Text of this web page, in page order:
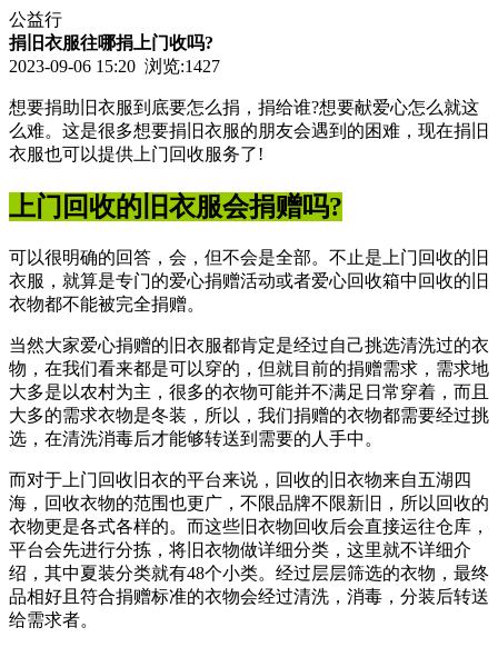
公益行
捐旧衣服往哪捐上门收吗?
2023-09-06 15:20 浏览:1427
想要捐助旧衣服到底要怎么捐，捐给谁?想要献爱心怎么就这
么难。这是很多想要捐旧衣服的朋友会遇到的困难，现在捐旧
衣服也可以提供上门回收服务了!
上门回收的旧衣服会捐赠吗?
可以很明确的回答，会，但不会是全部。不止是上门回收的旧
衣服，就算是专门的爱心捐赠活动或者爱心回收箱中回收的旧
衣物都不能被完全捐赠。
当然大家爱心捐赠的旧衣服都肯定是经过自己挑选清洗过的衣
物，在我们看来都是可以穿的，但就目前的捐赠需求，需求地
大多是以农村为主，很多的衣物可能并不满足日常穿着，而且
大多的需求衣物是冬装，所以，我们捐赠的衣物都需要经过挑
选，在清洗消毒后才能够转送到需要的人手中。
而对于上门回收旧衣的平台来说，回收的旧衣物来自五湖四
海，回收衣物的范围也更广，不限品牌不限新旧，所以回收的
衣物更是各式各样的。而这些旧衣物回收后会直接运往仓库，
平台会先进行分拣，将旧衣物做详细分类，这里就不详细介
绍，其中夏装分类就有48个小类。经过层层筛选的衣物，最终
品相好且符合捐赠标准的衣物会经过清洗，消毒，分装后转送
给需求者。